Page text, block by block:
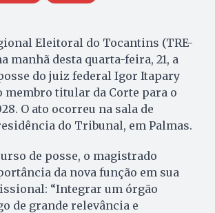
Eleitoral do Tocantins (TRE-
manhã desta quarta-feira, 21, a
do juiz federal Igor Itapary
membro titular da Corte para o
O ato ocorreu na sala de
do Tribunal, em Palmas.
de posse, o magistrado
da nova função em sua
“Integrar um órgão
de grande relevância e